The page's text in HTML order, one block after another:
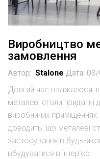
Виробництво
замовлення
Автор: Stalone Дата:
Довгий час вважалося,
металеві столи придатні
виробничих
доводить, що металеві
застосування в будь-
вбудуватися в інтер’єр.